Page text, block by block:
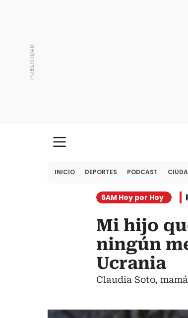
INICIO DEPORTES PODCAST
6AM Hoy por Hoy
Mi hijo
ningún
Ucrania
Claudia Soto,